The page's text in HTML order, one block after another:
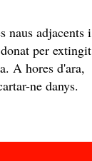
naus adjacents i
per extingit
A hores d'ara,
ne danys.